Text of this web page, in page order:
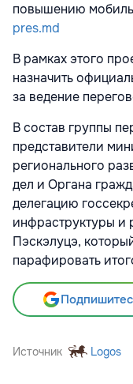
повышению
pres.md
В рамках этого
назначить
за ведение
В состав группы
представители
регионального
дел и Органа
делегацию
инфраструктуры и
Пэскэлуцэ,
парафировать
Источник Logos